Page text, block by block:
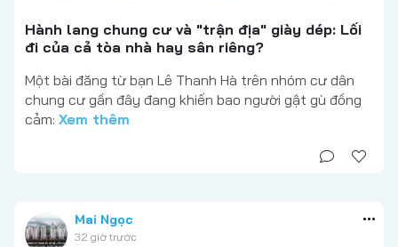
Hành lang chung cư và "trận địa" giày dép: Lối
đi của cả tòa nhà hay sân riêng?
Một bài đăng từ bạn Lê Thanh Hà trên nhóm cư dân
chung cư gần đây đang khiến bao người gật gù đồng
cảm: Xem thêm
Mai Ngọc
32 giờ trước